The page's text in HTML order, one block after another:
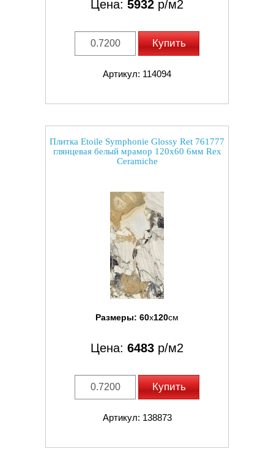
Цена: 5932 р/м2
Купить
Артикул: 114094
Плитка Etoile Symphonie Glossy Ret 761777
глянцевая белый мрамор 120x60 6мм Rex
Ceramiche
Размеры: 60x120см
Цена: 6483 р/м2
Купить
Артикул: 138873